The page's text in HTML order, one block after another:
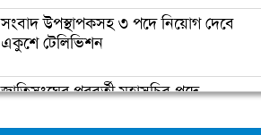
পোশাক ও বয়স নিয়ে ট্রোলের মুখে জয়া
সপরিবারে আইসোলেশনে সালমান খান
সংবাদ উপস্থাপকসহ ৩ পদে নিয়োগ দেবে
একুশে টেলিভিশন
জাতিসংঘের পরবর্তী মহাসচিব পদে